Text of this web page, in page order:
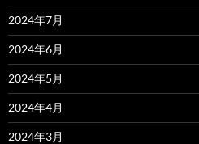
2024年7月
2024年6月
2024年5月
2024年4月
2024年3月